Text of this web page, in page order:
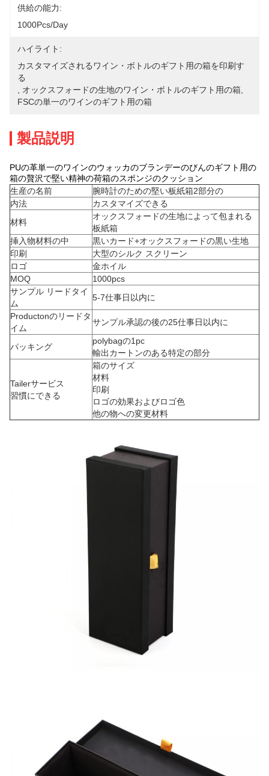
供給の能力:
1000Pcs/day
ハイライト:
カスタマイズされるワイン・ボトルのギフト用の箱を印刷す
る
オックスフォードの生地のワイン・ボトルのギフト用の箱
FSCの単一のワインのギフト用の箱
製品説明
PUの革単一のワインのウォッカのブランデーのびんのギフト用の
箱の贅沢で堅い精神の荷箱のスポンジのクッション
生産の名前
腕時計のための堅い板紙箱2部分の
内法
カスタマイズできる
材料
オックスフォードの生地によって包まれる
板紙箱
挿入物材料の中
黒いカード+オックスフォードの黒い生地
印刷
大型のシルク スクリーン
ロゴ
金ホイル
MOQ
1000pcs
サンプル リードタイ
ム
5-7仕事日以内に
Productonのリードタ
イム
サンプル承認の後の25仕事日以内に
パッキング
polybagの1pc
輸出カートンのある特定の部分
Tailerサービス
習慣にできる
箱のサイズ
材料
印刷
ロゴの効果およびロゴ色
他の物への変更材料